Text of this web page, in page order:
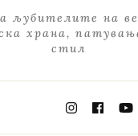
љубителите на
храна,
стил